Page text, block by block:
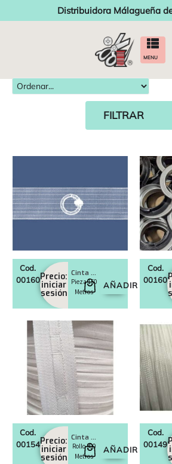
Distribuidora Málagueña
MENU
FILTRAR
Cod.
0016030Precio:
iniciar
sesión
Cinta store con anillas
Pieza 150
Metros
AÑADIR
Cod.
Cod.
0015470Precio:
iniciar
sesión
Cinta stor blanco 17 mm
Rollo 300
Metros
AÑADIR
Cod.